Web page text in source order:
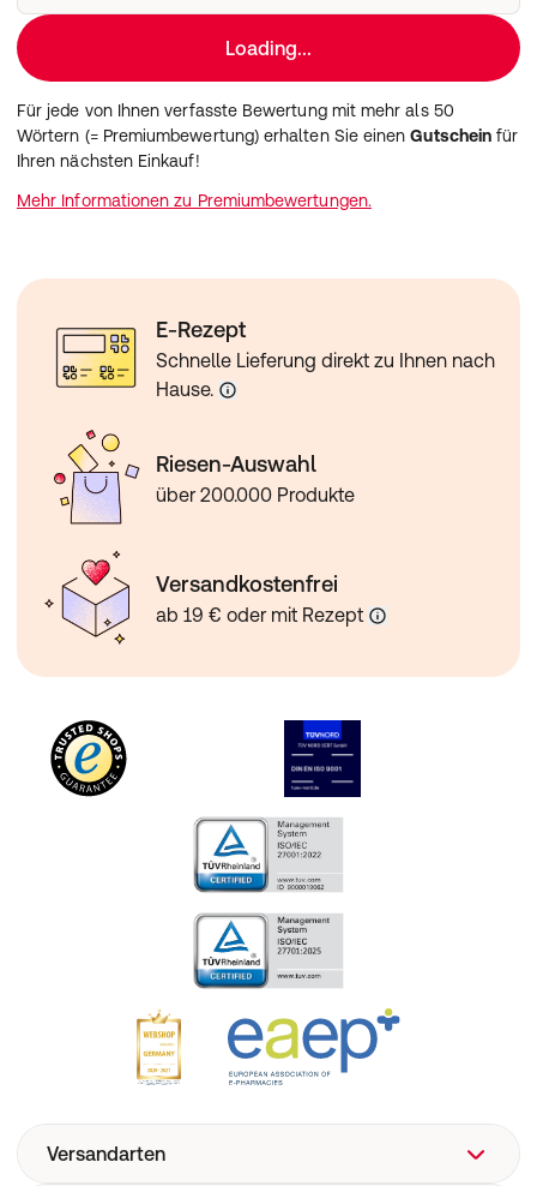
Loading...
Für jede von Ihnen verfasste Bewertung mit mehr als 50
Wörtern (= Premiumbewertung) erhalten Sie einenGutschein für
Ihren nächsten Einkauf!
Mehr Informationen zu Premiumbewertungen.
E-Rezept
Schnelle Lieferung direkt zu Ihnen nach
Hause.
Riesen-Auswahl
über 200.000 Produkte
Versandkostenfrei
ab 19 € oder mit Rezept
Versandarten